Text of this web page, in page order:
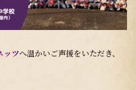
ッツへ温かいご声援をいただき、